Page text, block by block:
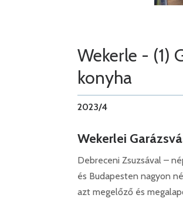
Wekerle - (1)
konyha
2023/4
Wekerlei
Debreceni Zsuzsával –
és Budapesten nagyon
azt megelőző és